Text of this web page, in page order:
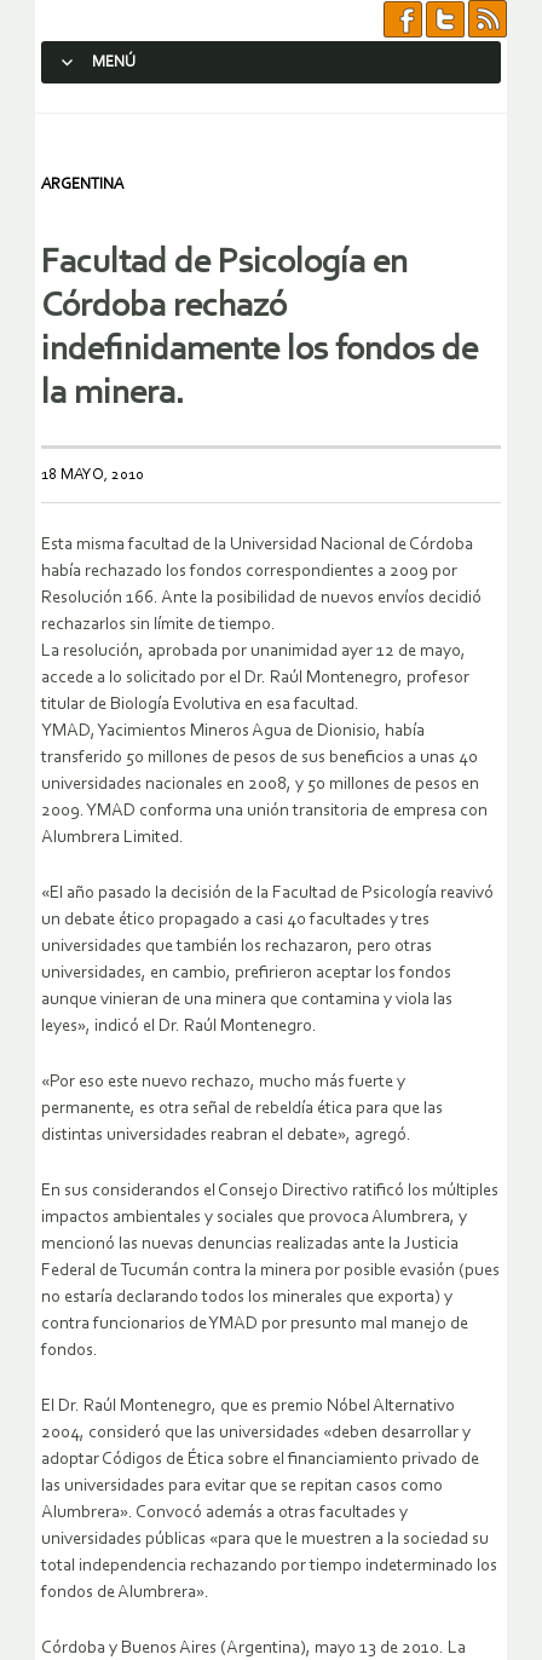
MENÚ
ARGENTINA
Facultad de Psicología en
Córdoba rechazó
indefinidamente los fondos de
la minera.
18 MAYO, 2010
Esta misma facultad de la Universidad Nacional de Córdoba
había rechazado los fondos correspondientes a 2009 por
Resolución 166. Ante la posibilidad de nuevos envíos decidió
rechazarlos sin límite de tiempo.
La resolución, aprobada por unanimidad ayer 12 de mayo,
accede a lo solicitado por el Dr. Raúl Montenegro, profesor
titular de Biología Evolutiva en esa facultad.
YMAD, Yacimientos Mineros Agua de Dionisio, había
transferido 50 millones de pesos de sus beneficios a unas 40
universidades nacionales en 2008, y 50 millones de pesos en
2009. YMAD conforma una unión transitoria de empresa con
Alumbrera Limited.
«El año pasado la decisión de la Facultad de Psicología reavivó
un debate ético propagado a casi 40 facultades y tres
universidades que también los rechazaron, pero otras
universidades, en cambio, prefirieron aceptar los fondos
aunque vinieran de una minera que contamina y viola las
leyes», indicó el Dr. Raúl Montenegro.
«Por eso este nuevo rechazo, mucho más fuerte y
permanente, es otra señal de rebeldía ética para que las
distintas universidades reabran el debate», agregó.
En sus considerandos el Consejo Directivo ratificó los múltiples
impactos ambientales y sociales que provoca Alumbrera, y
mencionó las nuevas denuncias realizadas ante la Justicia
Federal de Tucumán contra la minera por posible evasión (pues
no estaría declarando todos los minerales que exporta) y
contra funcionarios de YMAD por presunto mal manejo de
fondos.
El Dr. Raúl Montenegro, que es premio Nóbel Alternativo
2004, consideró que las universidades «deben desarrollar y
adoptar Códigos de Ética sobre el financiamiento privado de
las universidades para evitar que se repitan casos como
Alumbrera». Convocó además a otras facultades y
universidades públicas «para que le muestren a la sociedad su
total independencia rechazando por tiempo indeterminado los
fondos de Alumbrera».
Córdoba y Buenos Aires (Argentina), mayo 13 de 2010. La